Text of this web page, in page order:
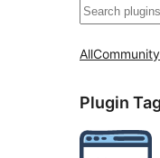
Suchen
AllCommunity
Plugin